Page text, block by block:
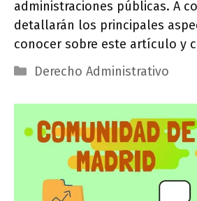
administraciones públicas. A
detallarán los principales
conocer sobre este artículo y
Categorías
Derecho Administrativo